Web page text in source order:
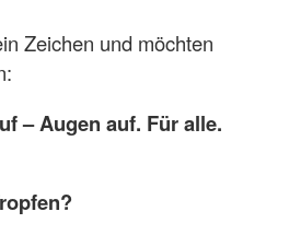
Zeichen und möchten
– Augen auf. Für alle.